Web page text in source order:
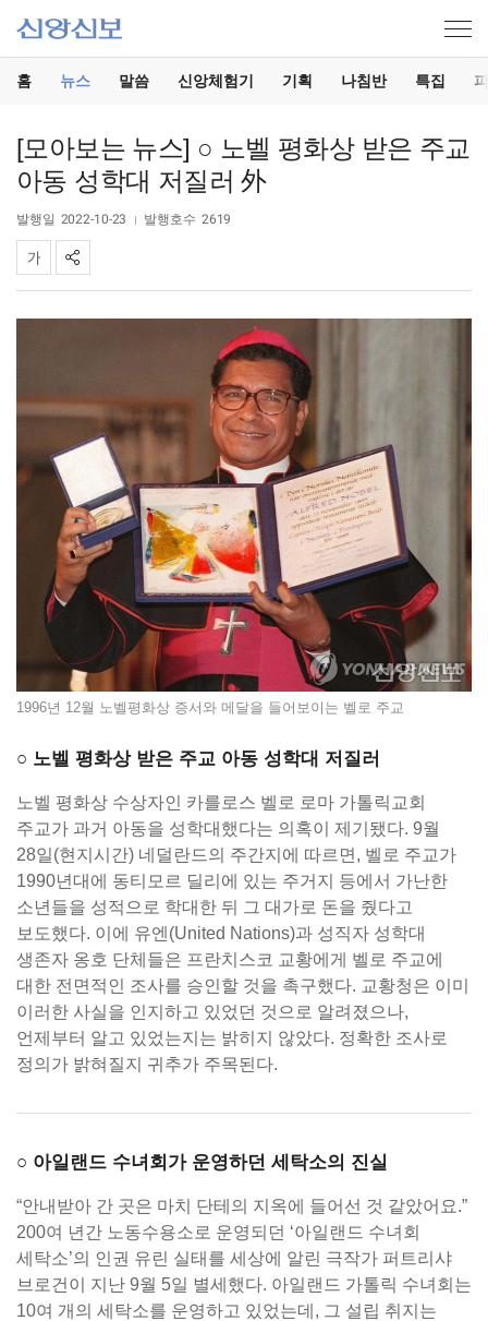
홈 뉴스 말씀 신앙체험기 기획 나침반 특집
[모아보는 뉴스] ○ 노벨 평화상 받은 주교
아동 성학대 저질러 外
발행일 2022-10-23 발행호수 2619
1996년 12월 노벨평화상 증서와 메달을 들어보이는 벨로 주교
○ 노벨 평화상 받은 주교 아동 성학대 저질러
노벨 평화상 수상자인 카를로스 벨로 로마 가톨릭교회
주교가 과거 아동을 성학대했다는 의혹이 제기됐다. 9월
28일(현지시간) 네덜란드의 주간지에 따르면, 벨로 주교가
1990년대에 동티모르 딜리에 있는 주거지 등에서 가난한
소년들을 성적으로 학대한 뒤 그 대가로 돈을 줬다고
보도했다. 이에 유엔(United Nations)과 성직자 성학대
생존자 옹호 단체들은 프란치스코 교황에게 벨로 주교에
대한 전면적인 조사를 승인할 것을 촉구했다. 교황청은 이미
이러한 사실을 인지하고 있었던 것으로 알려졌으나,
언제부터 알고 있었는지는 밝히지 않았다. 정확한 조사로
정의가 밝혀질지 귀추가 주목된다.
○ 아일랜드 수녀회가 운영하던 세탁소의 진실
“안내받아 간 곳은 마치 단테의 지옥에 들어선 것 같았어요.”
200여 년간 노동수용소로 운영되던 ‘아일랜드 수녀회
세탁소’의 인권 유린 실태를 세상에 알린 극작가 퍼트리샤
브로건이 지난 9월 5일 별세했다. 아일랜드 가톨릭 수녀회는
10여 개의 세탁소를 운영하고 있었는데, 그 설립 취지는